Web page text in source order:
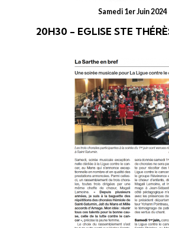
Samedi 1er Juin 2024
20H30 - EGLISE STE